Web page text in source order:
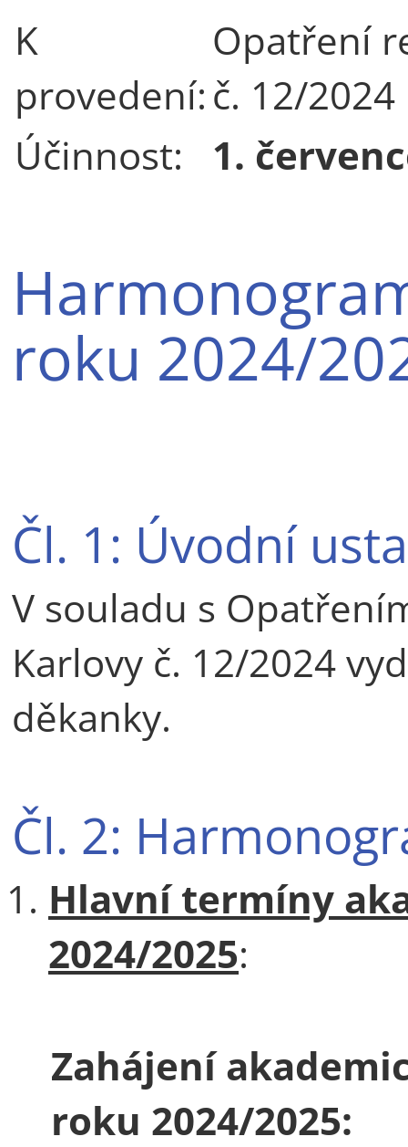
K
provedení:
Opatření
č. 12/2024
Účinnost:
1.
roku 2024/
Čl. 1: Úvodní
V souladu s
Karlovy č. 12/2024
děkanky.
Čl. 2:
Hlavní termíny
2024/2025:
Zahájení
roku 2024/2025: